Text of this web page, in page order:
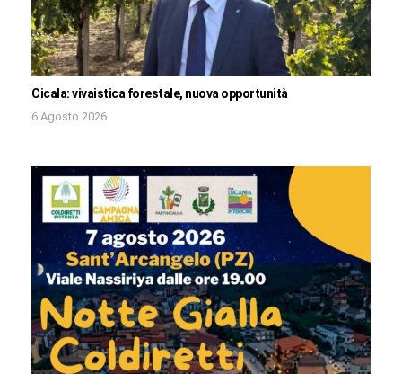
Cicala: vivaistica forestale, nuova opportunità
6 Agosto 2026